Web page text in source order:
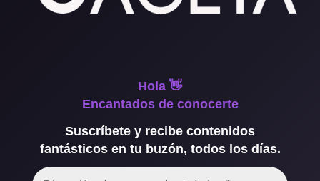
Hola 👋
Encantados de conocerte
Suscríbete y recibe contenidos
fantásticos en tu buzón, todos los días.